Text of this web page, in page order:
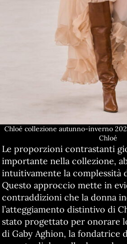
Chloé collezione autunno-inverno
Chloé
Le proporzioni contrastanti
importante nella collezione,
intuitivamente la complessità
Questo approccio mette in
contraddizioni che la donna
l’atteggiamento distintivo di
stato progettato per onorare
di Gaby Aghion, la fondatrice